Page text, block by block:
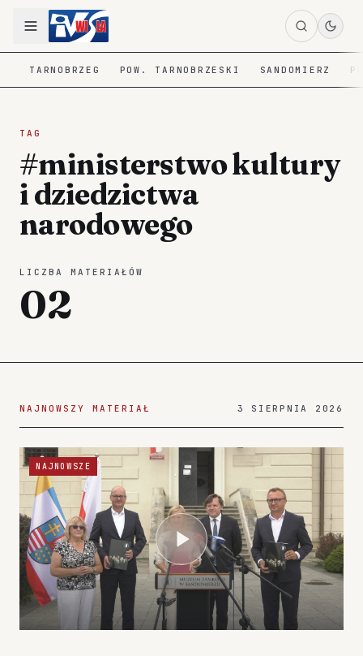
TARNOBRZEG POW. TARNOBRZESKI SANDOMIERZ
TAG
#ministerstwo kultury
i dziedzictwa
narodowego
LICZBA MATERIAŁÓW
02
NAJNOWSZY MATERIAŁ 3 SIERPNIA 2026
NAJNOWSZE